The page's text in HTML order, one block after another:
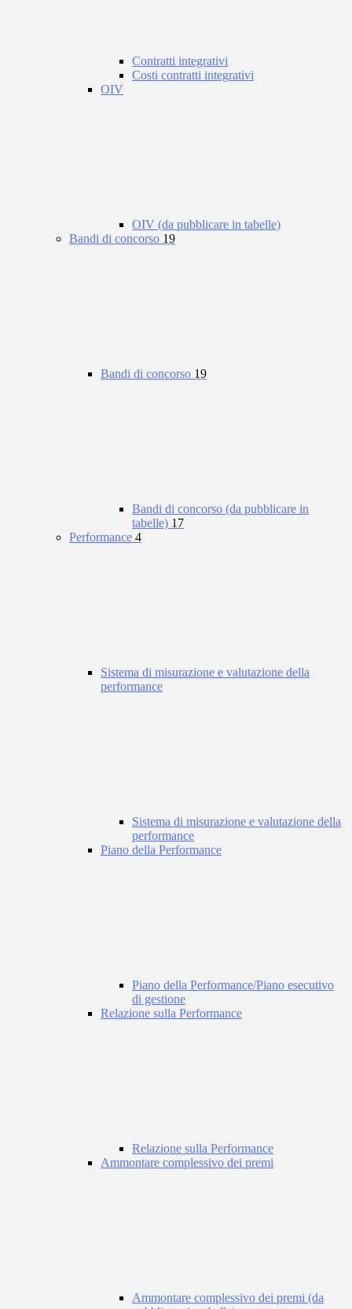
Contratti integrativi
Costi contratti integrativi
OIV
OIV (da pubblicare in tabelle)
Bandi di concorso 19
Bandi di concorso 19
Bandi di concorso (da pubblicare in
tabelle) 17
Performance 4
Sistema di misurazione e valutazione della
performance
Sistema di misurazione e valutazione della
performance
Piano della Performance
Piano della Performance/Piano esecutivo
di gestione
Relazione sulla Performance
Relazione sulla Performance
Ammontare complessivo dei premi
Ammontare complessivo dei premi (da